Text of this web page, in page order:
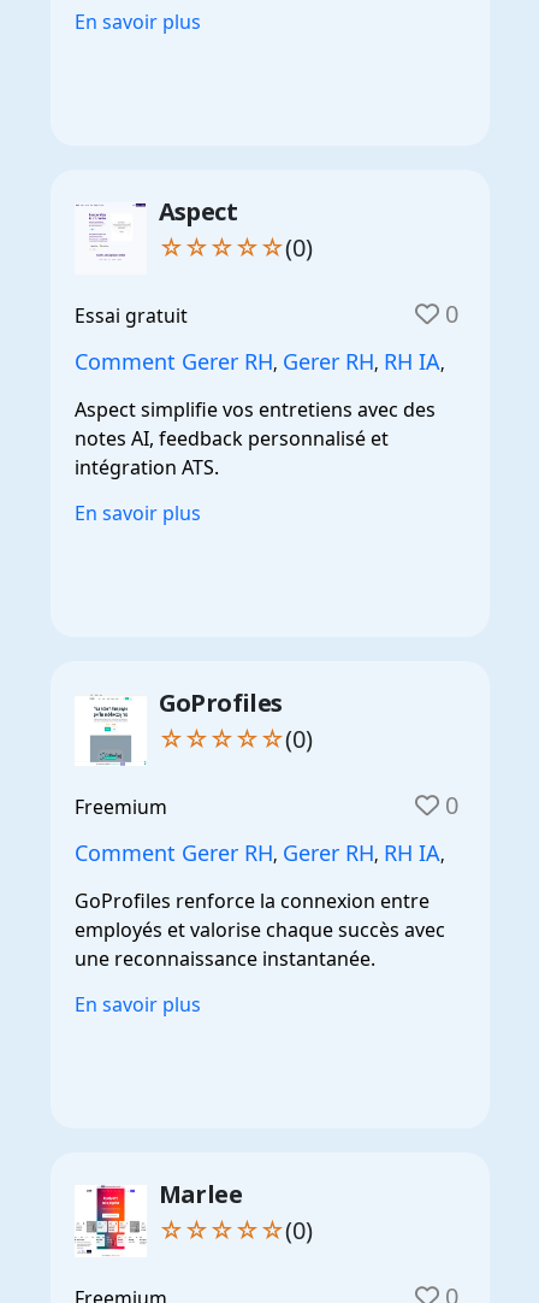
En savoir plus
Aspect
☆☆☆☆☆(0)
Essai gratuit 0
Comment Gerer RH, Gerer RH, RH IA,
Aspect simplifie vos entretiens avec des
notes AI, feedback personnalisé et
intégration ATS.
En savoir plus
GoProfiles
☆☆☆☆☆(0)
Freemium 0
Comment Gerer RH, Gerer RH, RH IA,
GoProfiles renforce la connexion entre
employés et valorise chaque succès avec
une reconnaissance instantanée.
En savoir plus
Marlee
☆☆☆☆☆(0)
0